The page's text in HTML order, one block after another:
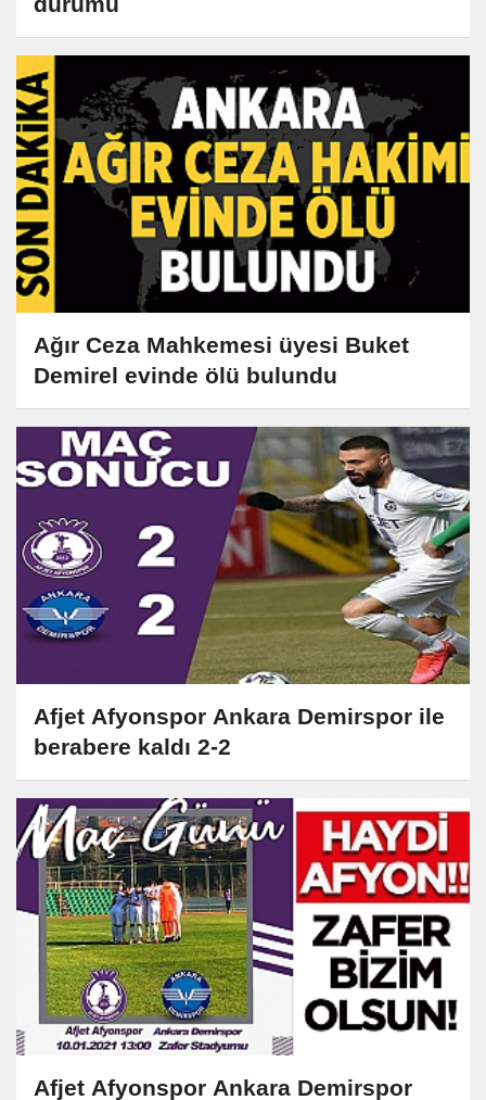
Ağır Ceza Mahkemesi üyesi Buket
Demirel evinde ölü bulundu
Afjet Afyonspor Ankara Demirspor ile
berabere kaldı 2-2
Afjet Afyonspor Ankara Demirspor